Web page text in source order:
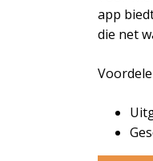
app
die net